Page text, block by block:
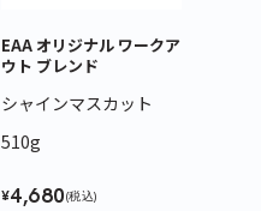
EAA オリジナル ワークア
ウト ブレンド
シャインマスカット
510g
¥4,680(税込)